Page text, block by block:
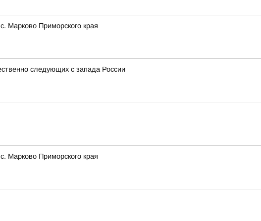
Марково Приморского края
следующих с запада России
Марково Приморского края